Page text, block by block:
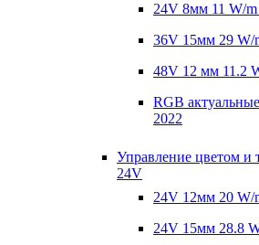
24V 8мм 11 W/
36V 15мм 29 W/
48V 12 мм 11.2
RGB
2022
Управление цветом
24V
24V 12мм 20 W/
24V 15мм 28.8